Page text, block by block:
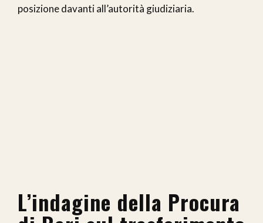
posizione davanti all’autorità giudiziaria.
L’indagine della Procura